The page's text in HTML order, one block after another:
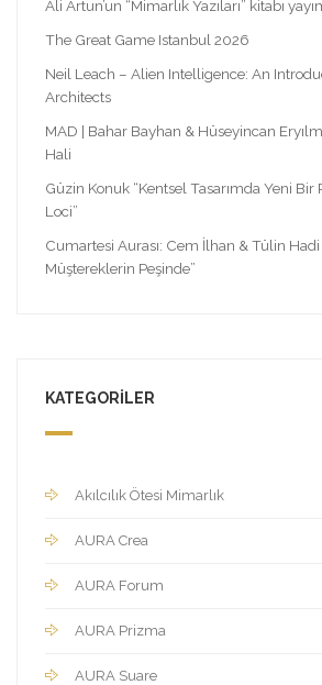
Ali Artun’un “Mimarlık Yazıları” kitabı
The Great Game Istanbul 2026
Neil Leach – Alien Intelligence: An
Architects
MAD | Bahar Bayhan & Hüseyincan
Hali
Güzin Konuk “Kentsel Tasarımda Yeni
Loci”
Cumartesi Aurası: Cem İlhan & Tülin Hadi
Müştereklerin Peşinde”
KATEGORILER
Akılcılık Ötesi Mimarlık
AURA Crea
AURA Forum
AURA Prizma
AURA Suare